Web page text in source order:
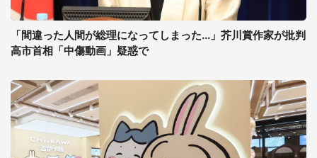
「間違った人間が総理になってしまった...」芥川賞作家が批判
高市首相「中傷動画」疑惑で